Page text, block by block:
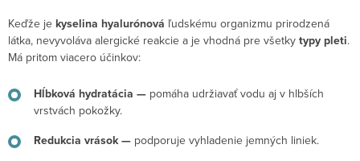
Keďže je kyselina hyalurónová ľudskému organizmu prirodzená
látka, nevyvoláva alergické reakcie a je vhodná pre všetky typy pleti.
Má pritom viacero účinkov:
Hĺbková hydratácia — pomáha udržiavať vodu aj v hlbších
vrstvách pokožky.
Redukcia vrások — podporuje vyhladenie jemných liniek.